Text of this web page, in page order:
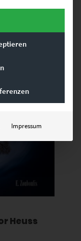
Heuss
Impressum